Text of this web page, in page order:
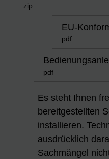
zip
EU-
pdf
pdf
Es steht Ihnen
bereitgestellten
installieren.
ausdrücklich
Sachmängel